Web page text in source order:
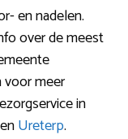
en nadelen.
over de meest
meer
in
enUreterp.